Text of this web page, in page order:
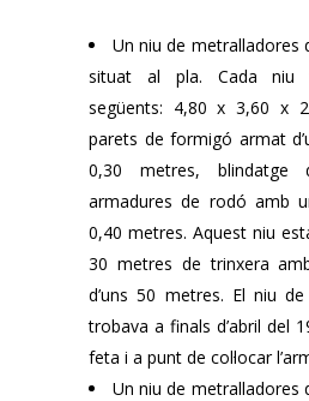
Un niu de metralladores
situat al pla. Cada niu
següents: 4,80 x 3,60 x
parets de formigó armat
0,30 metres, blindatge
armadures de rodó amb
0,40 metres. Aquest niu
30 metres de trinxera
d’uns 50 metres. El niu
trobava a finals d’abril del
feta i a punt de col·locar
Un niu de metralladores